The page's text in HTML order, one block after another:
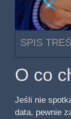
SPIS
O co
Jeśli nie
data, pewnie